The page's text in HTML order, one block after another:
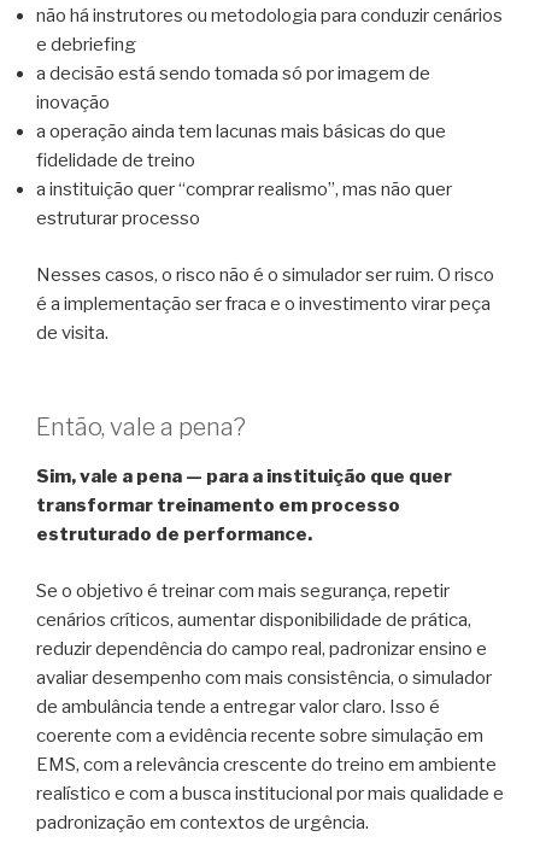
não há instrutores ou metodologia para conduzir cenários
e debriefing
a decisão está sendo tomada só por imagem de
inovação
a operação ainda tem lacunas mais básicas do que
fidelidade de treino
a instituição quer “comprar realismo”, mas não quer
estruturar processo
Nesses casos, o risco não é o simulador ser ruim. O risco
é a implementação ser fraca e o investimento virar peça
de visita.
Então, vale a pena?
Sim, vale a pena — para a instituição que quer
transformar treinamento em processo
estruturado de performance.
Se o objetivo é treinar com mais segurança, repetir
cenários críticos, aumentar disponibilidade de prática,
reduzir dependência do campo real, padronizar ensino e
avaliar desempenho com mais consistência, o simulador
de ambulância tende a entregar valor claro. Isso é
coerente com a evidência recente sobre simulação em
EMS, com a relevância crescente do treino em ambiente
realístico e com a busca institucional por mais qualidade e
padronização em contextos de urgência.